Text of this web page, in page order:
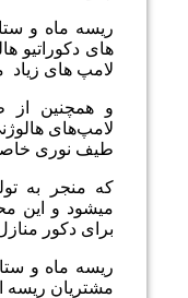
ريسه ماه و
های دکوراتیو
لامپ های
و همچنین از
لامپ‌های
طیف نوری
که منجر به
میشود و این
برای دکور
ريسه ماه و
مشتریان